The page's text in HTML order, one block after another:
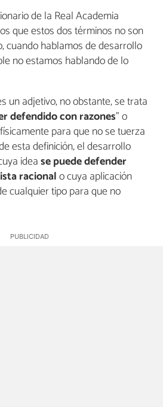
de la Real Academia
que estos dos términos no son
cuando hablamos de desarrollo
no estamos hablando de lo
un adjetivo, no obstante, se trata
defendido con razones" o
para que no se tuerza
esta definición, el desarrollo
idease puede defender
racionalo cuya aplicación
cualquier tipo para que no